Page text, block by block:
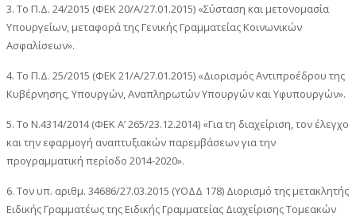
3. Το Π.Δ. 24/2015 (ΦΕΚ 20/Α/27.01.2015) «Σύσταση και μετονομασία
Υπουργείων, μεταφορά της Γενικής Γραμματείας Κοινωνικών
Ασφαλίσεων».
4. Το Π.Δ. 25/2015 (ΦΕΚ 21/Α/27.01.2015) «Διορισμός Αντιπροέδρου της
Κυβέρνησης, Υπουργών, Αναπληρωτών Υπουργών και Υφυπουργών».
5. Το Ν.4314/2014 (ΦΕΚ Α’ 265/23.12.2014) «Για τη διαχείριση, τον έλεγχο
και την εφαρμογή αναπτυξιακών παρεμβάσεων για την
προγραμματική περίοδο 2014-2020».
6. Τον υπ. αριθμ. 34686/27.03.2015 (ΥΟΔΔ 178) Διορισμό της μετακλητής
Ειδικής Γραμματέως της Ειδικής Γραμματείας Διαχείρισης Τομεακών